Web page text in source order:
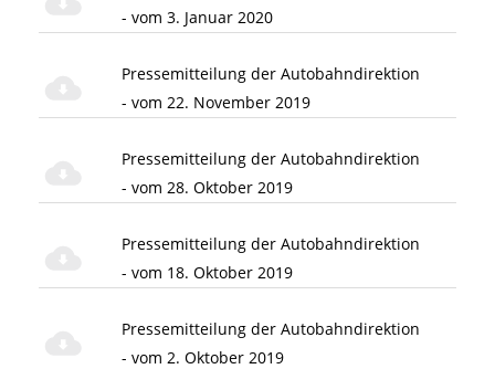
- vom 3. Januar 2020
Pressemitteilung der Autobahndirektion
- vom 22. November 2019
Pressemitteilung der Autobahndirektion
- vom 28. Oktober 2019
Pressemitteilung der Autobahndirektion
- vom 18. Oktober 2019
Pressemitteilung der Autobahndirektion
- vom 2. Oktober 2019